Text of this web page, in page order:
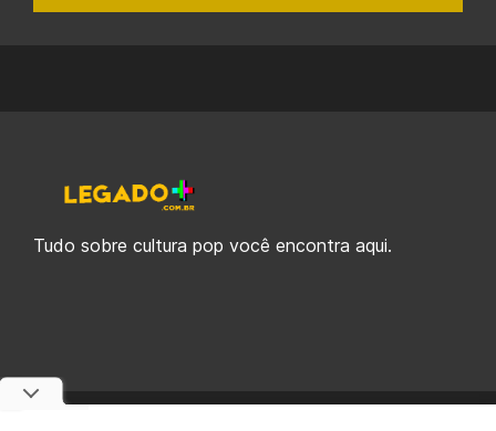
Tudo sobre cultura pop você encontra aqui.